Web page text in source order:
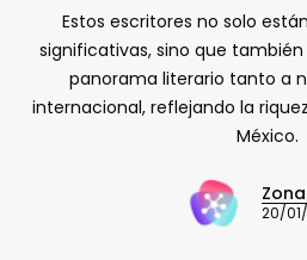
Estos escritores no solo
significativas, sino que
panorama literario tanto a
internacional, reflejando la
México.
20/